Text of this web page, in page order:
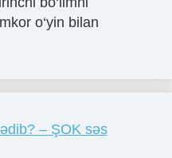
o‘yin bilan
– ŞOK səs